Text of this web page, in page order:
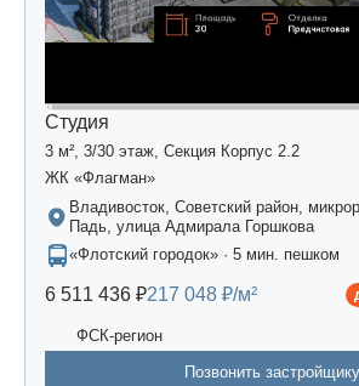
Студия
3 м², 3/30 этаж, Секция Корпус 2.2
ЖК «Флагман»
Владивосток, Советский район,
Падь, улица Адмирала Горшкова
«Флотский городок» · 5 мин. пешком
6 511 436 ₽217 048 ₽/м²
ФСК-регион
Позвонить застройщику